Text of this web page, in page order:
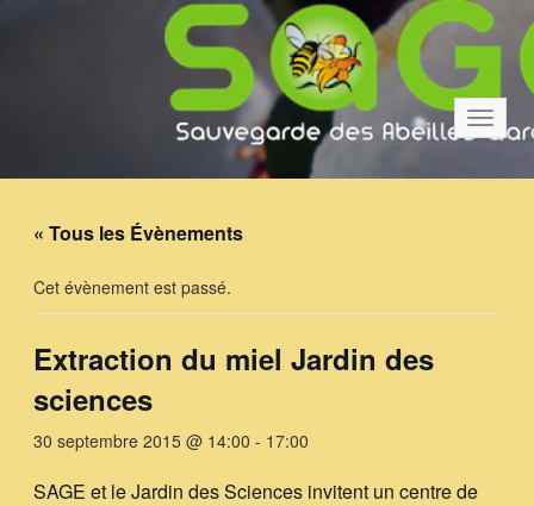
la
« Tous les Évènements
Cet évènement est passé.
Extraction du miel Jardin des
sciences
30 septembre 2015 @ 14:00 - 17:00
SAGE et le Jardin des Sciences invitent un centre de